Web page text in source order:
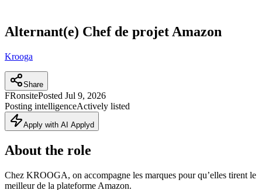
Alternant(e) Chef de projet Amazon
Krooga
Share
FRonsitePosted Jul 9, 2026
Posting intelligenceActively listed
Apply with AI Applyd
About the role
Chez KROOGA, on accompagne les marques pour qu’elles tirent le
meilleur de la plateforme Amazon.